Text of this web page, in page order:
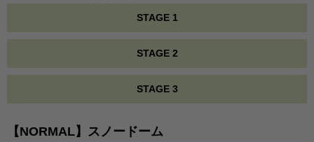
STAGE 1
STAGE 2
STAGE 3
【NORMAL】スノードーム